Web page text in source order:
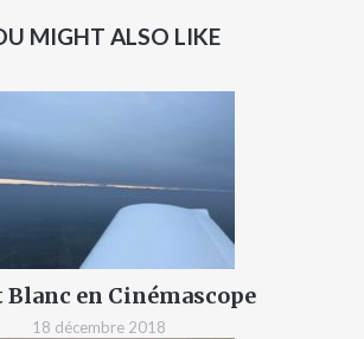
MIGHT ALSO LIKE
en Cinémascope
18 décembre 2018